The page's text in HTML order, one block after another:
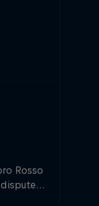
Rosso